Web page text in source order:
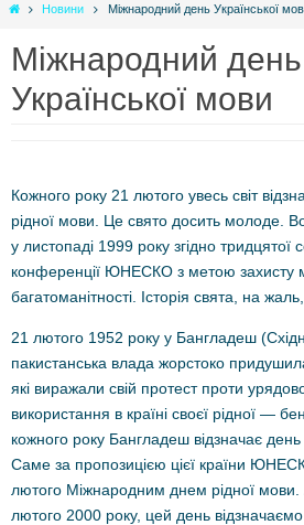
HomeНовини Міжнародний день Української
Міжнародний день
Української мови
Кожного року 21 лютого увесь світ
рідної мови. Це свято досить молоде.
у листопаді 1999 року згідно тридцятої
конференції ЮНЕСКО з метою захисту
багатоманітності. Історія свята, на
21 лютого 1952 року у Бангладеш
пакистанська влада жорстоко
які виражали свій протест проти
використання в країні своєї рідної —
кожного року Бангладеш відзначає день
Саме за пропозицією цієї країни
лютого Міжнародним днем рідної
лютого 2000 року, цей день відзначаємо